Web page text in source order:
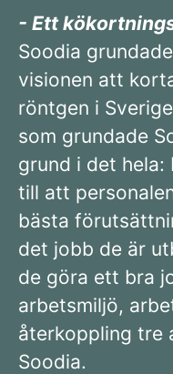
- Ett
Soodia
visionen att
röntgen i
som grundade
grund i det hela:
till att
bästa
det jobb de är
de göra ett bra
arbetsmiljö,
återkoppling tre
Soodia.